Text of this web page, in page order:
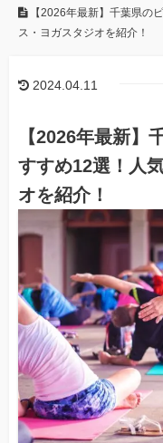
【2026年最新】千葉県の
ス・ヨガスタジオを紹介！
2024.04.11
【2026年最新】
すすめ12選！人
オを紹介！